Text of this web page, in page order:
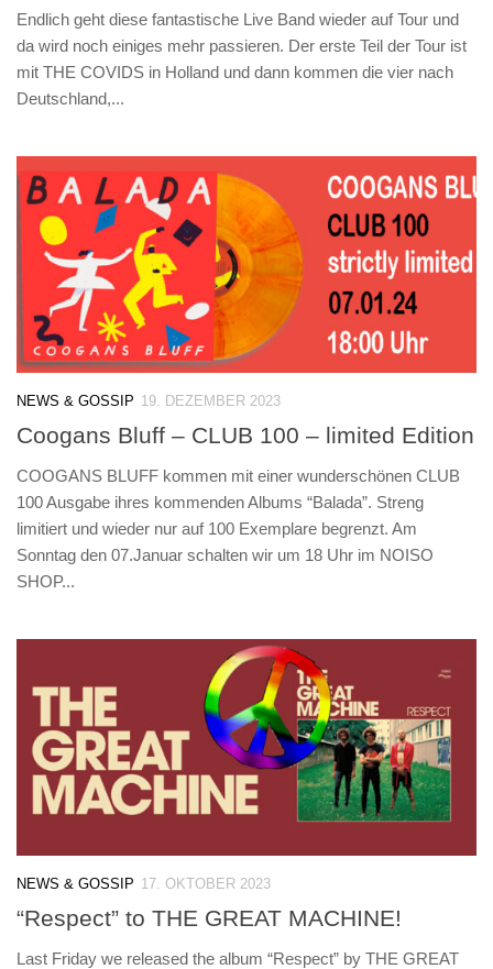
Endlich geht diese fantastische Live Band wieder auf Tour und
da wird noch einiges mehr passieren. Der erste Teil der Tour ist
mit THE COVIDS in Holland und dann kommen die vier nach
Deutschland,...
NEWS & GOSSIP 19. DEZEMBER 2023
Coogans Bluff – CLUB 100 – limited Edition
COOGANS BLUFF kommen mit einer wunderschönen CLUB
100 Ausgabe ihres kommenden Albums “Balada”. Streng
limitiert und wieder nur auf 100 Exemplare begrenzt. Am
Sonntag den 07.Januar schalten wir um 18 Uhr im NOISO
SHOP...
NEWS & GOSSIP 17. OKTOBER 2023
“Respect” to THE GREAT MACHINE!
Last Friday we released the album “Respect” by THE GREAT